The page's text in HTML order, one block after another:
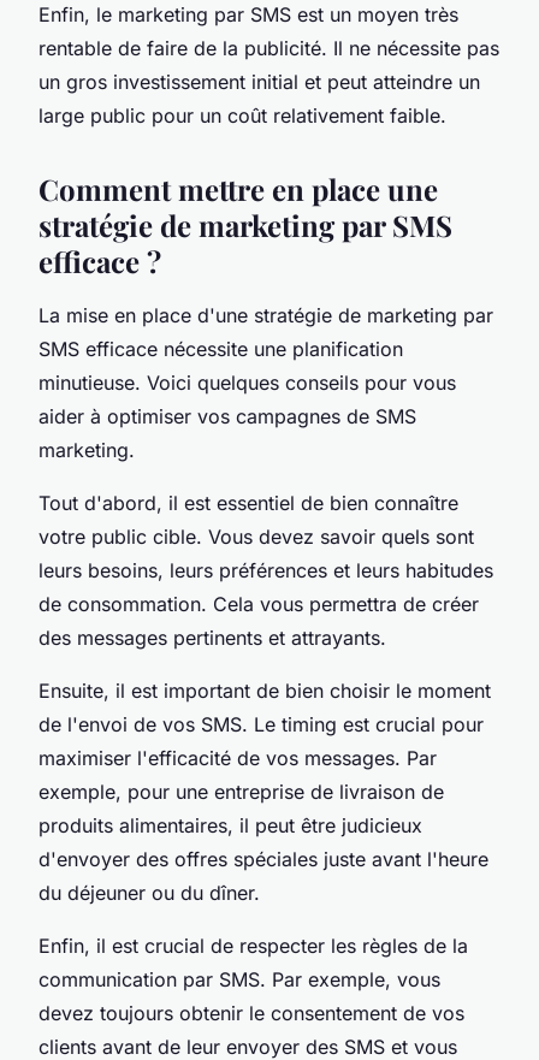
Enfin, le marketing par SMS est un moyen très
rentable de faire de la publicité. Il ne nécessite pas
un gros investissement initial et peut atteindre un
large public pour un coût relativement faible.
Comment mettre en place une
stratégie de marketing par SMS
efficace ?
La mise en place d'une stratégie de marketing par
SMS efficace nécessite une planification
minutieuse. Voici quelques conseils pour vous
aider à optimiser vos campagnes de SMS
marketing.
Tout d'abord, il est essentiel de bien connaître
votre public cible. Vous devez savoir quels sont
leurs besoins, leurs préférences et leurs habitudes
de consommation. Cela vous permettra de créer
des messages pertinents et attrayants.
Ensuite, il est important de bien choisir le moment
de l'envoi de vos SMS. Le timing est crucial pour
maximiser l'efficacité de vos messages. Par
exemple, pour une entreprise de livraison de
produits alimentaires, il peut être judicieux
d'envoyer des offres spéciales juste avant l'heure
du déjeuner ou du dîner.
Enfin, il est crucial de respecter les règles de la
communication par SMS. Par exemple, vous
devez toujours obtenir le consentement de vos
clients avant de leur envoyer des SMS et vous